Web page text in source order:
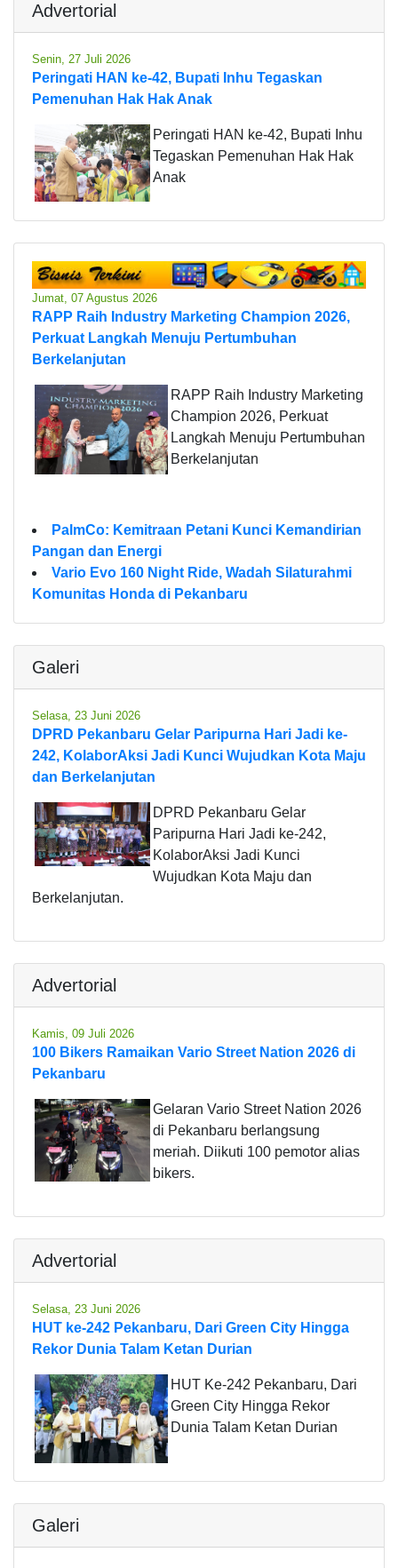
Advertorial
Senin, 27 Juli 2026
Peringati HAN ke-42, Bupati Inhu Tegaskan
Pemenuhan Hak Hak Anak
Peringati HAN ke-42, Bupati Inhu
Tegaskan Pemenuhan Hak Hak
Anak
Jumat, 07 Agustus 2026
RAPP Raih Industry Marketing Champion 2026,
Perkuat Langkah Menuju Pertumbuhan
Berkelanjutan
RAPP Raih Industry Marketing
Champion 2026, Perkuat
Langkah Menuju Pertumbuhan
Berkelanjutan
PalmCo: Kemitraan Petani Kunci Kemandirian
Pangan dan Energi
Vario Evo 160 Night Ride, Wadah Silaturahmi
Komunitas Honda di Pekanbaru
Galeri
Selasa, 23 Juni 2026
DPRD Pekanbaru Gelar Paripurna Hari Jadi ke-
242, KolaborAksi Jadi Kunci Wujudkan Kota Maju
dan Berkelanjutan
DPRD Pekanbaru Gelar
Paripurna Hari Jadi ke-242,
KolaborAksi Jadi Kunci
Wujudkan Kota Maju dan
Berkelanjutan.
Advertorial
Kamis, 09 Juli 2026
100 Bikers Ramaikan Vario Street Nation 2026 di
Pekanbaru
Gelaran Vario Street Nation 2026
di Pekanbaru berlangsung
meriah. Diikuti 100 pemotor alias
bikers.
Advertorial
Selasa, 23 Juni 2026
HUT ke-242 Pekanbaru, Dari Green City Hingga
Rekor Dunia Talam Ketan Durian
HUT Ke-242 Pekanbaru, Dari
Green City Hingga Rekor
Dunia Talam Ketan Durian
Galeri